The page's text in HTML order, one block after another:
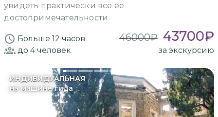
увидеть практически все ее
достопримечательности
Больше 12 часов 46000₽ 43700₽
до 4человек за экскурсию
ИНДИВИДУАЛЬНАЯ
на машине гида